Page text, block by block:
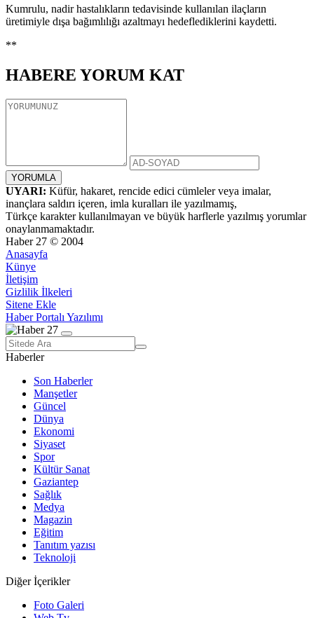
Kumrulu, nadir hastalıkların tedavisinde kullanılan ilaçların
üretimiyle dışa bağımlılığı azaltmayı hedeflediklerini kaydetti.
**
HABERE YORUM KAT
UYARI: Küfür, hakaret, rencide edici cümleler veya imalar,
inançlara saldırı içeren, imla kuralları ile yazılmamış,
Türkçe karakter kullanılmayan ve büyük harflerle yazılmış yorumlar
onaylanmamaktadır.
Haber 27 © 2004
Anasayfa
Künye
İletişim
Gizlilik İlkeleri
Sitene Ekle
Haber Portalı Yazılımı
Haberler
Son Haberler
Manşetler
Güncel
Dünya
Ekonomi
Siyaset
Spor
Kültür Sanat
Gaziantep
Sağlık
Medya
Magazin
Eğitim
Tanıtım yazısı
Teknoloji
Diğer İçerikler
Foto Galeri